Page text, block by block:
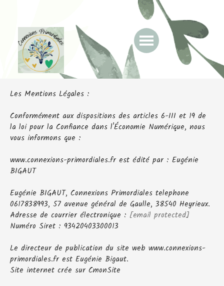
Les Mentions Légales :
Conformément aux dispositions des articles 6-III et 19 de
la loi pour la Confiance dans l'Économie Numérique, nous
vous informons que :
www.connexions-primordiales.fr est édité par : Eugénie
BIGAUT
Eugénie BIGAUT, Connexions Primordiales telephone
0617838993, 57 avenue général de Gaulle, 38540 Heyrieux.
Adresse de courrier électronique : [email protected]
Numéro Siret : 93420403300013
Le directeur de publication du site web www.connexions-
primordiales.fr est Eugénie Bigaut.
Site internet crée sur CmonSite